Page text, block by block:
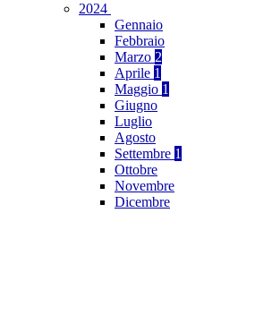
2024
Gennaio
Febbraio
Marzo 2
Aprile 1
Maggio 1
Giugno
Luglio
Agosto
Settembre 1
Ottobre
Novembre
Dicembre